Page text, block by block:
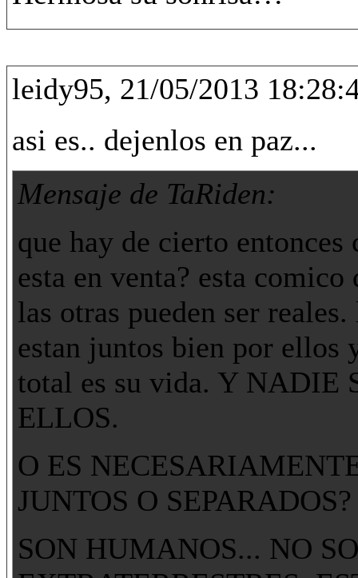
leidy95, 21/05/2013
asi es.. dejenlos en paz...
Mensaje de TaRiden:
que hay de cierto
esta en venta? esta
las otras pueden ser
estan juntos bien por ellos
total es su vida. Y
ELLOS.
O ES
JUNTOS O SEPARADOS?
SON HUMANOS... NO